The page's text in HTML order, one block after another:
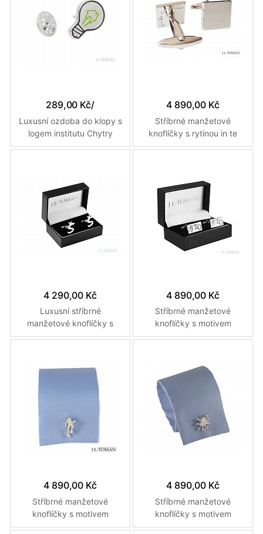
289,00 Kč/
Luxusní ozdoba do klopy s
logem institutu Chytry
makler vyrobená na míru
4 890,00 Kč
Stříbrné manžetové
knoflíčky s rytinou in te
confido vyrobené na
4 290,00 Kč
Luxusní stříbrné
manžetové knoflíčky s
monogramem Š vyrobené
4 890,00 Kč
Stříbrné manžetové
knoflíčky s motivem
Českého státního znaku a
4 890,00 Kč
Stříbrné manžetové
knoflíčky s motivem
potápěče vyrobené na
4 890,00 Kč
Stříbrné manžetové
knoflíčky s motivem
potápěče a chobotnice